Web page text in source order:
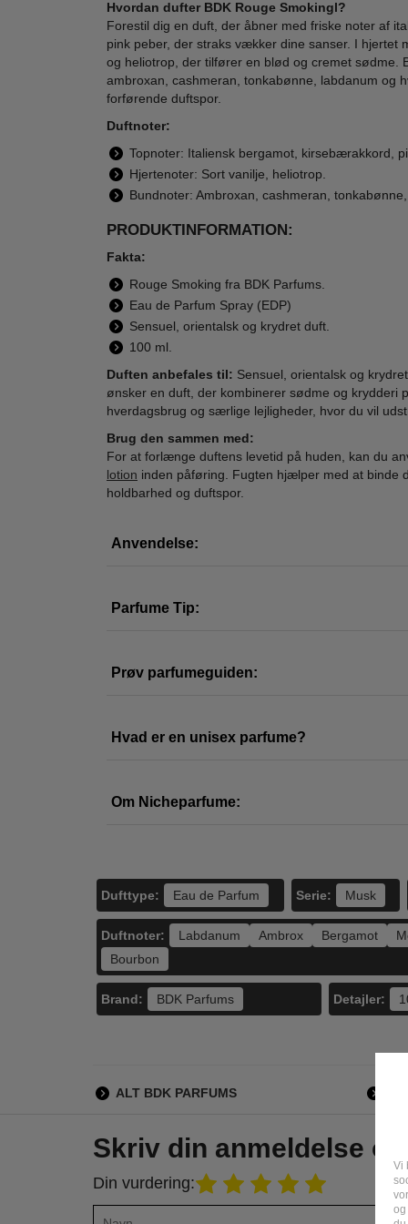
Vi
og
Hvordan dufter BDK Rouge Smokingl?
Forestil dig en duft, der åbner med friske noter af
pink peber, der straks vækker dine sanser. I hjertet
og heliotrop, der tilfører en blød og cremet sødme.
ambroxan, cashmeran, tonkabønne, labdanum og
forførende duftspor.
Duftnoter:
Topnoter: Italiensk bergamot, kirsebærakkord,
Hjertenoter: Sort vanilje, heliotrop.
Bundnoter: Ambroxan, cashmeran,
PRODUKTINFORMATION:
Fakta:
Rouge Smoking fra BDK Parfums.
Eau de Parfum Spray (EDP)
Sensuel, orientalsk og krydret duft.
100 ml.
Duften anbefales til: Sensuel, orientalsk og
ønsker en duft, der kombinerer sødme og krydderi
hverdagsbrug og særlige lejligheder, hvor du vil
Brug den sammen med:
For at forlænge duftens levetid på huden, kan du
lotion inden påføring. Fugten hjælper med at binde
holdbarhed og duftspor.
Anvendelse:
Parfume Tip:
Prøv parfumeguiden:
Hvad er en unisex parfume?
Om Nicheparfume:
Julekalender -
Sunkissed Q - KL
Julekalender 24
Days of Beauty
2025
269,00
99,00
LÆG I KURV
ml
79,00
29,95
LÆG I KURV
-42%
Clean -
H2EAU Golden Citrus
Eau de Parfum - 100
850,00
LÆG I KURV
-18%
Xerjoff -
Renaissance Eau
Al
Dufttype: Eau de Parfum Serie: Musk
Duftnoter: Labdanum Ambrox Bergamot
Bourbon
Brand: BDK Parfums Detajler:
ALT BDK PARFUMS
Skriv din anmeldelse
Din vurdering: